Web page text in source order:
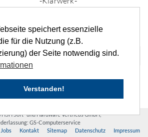
speichert essenzielle
für die Nutzung (z.B.
der Seite notwendig sind.
Verstanden!
1 2 3 4 5 ... ›
Soft- und Hardware Vertriebs GmbH,
GS-Computerservice
Jobs Kontakt Sitemap Datenschutz Impressum